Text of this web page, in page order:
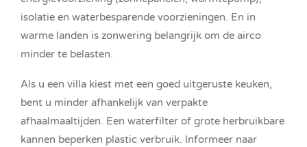
isolatie en waterbesparende voorzieningen. En in
warme landen is zonwering belangrijk om de airco
minder te belasten.
Als u een villa kiest met een goed uitgeruste keuken,
bent u minder afhankelijk van verpakte
afhaalmaaltijden. Een waterfilter of grote herbruikbare
kannen beperken plastic verbruik. Informeer naar